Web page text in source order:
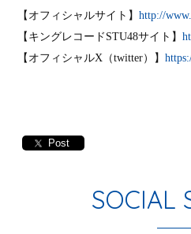
【オフィシャルサイト】http://
【キングレコード STU48サイト】
【オフィシャルX （twitter）】
Post
SOCIAL